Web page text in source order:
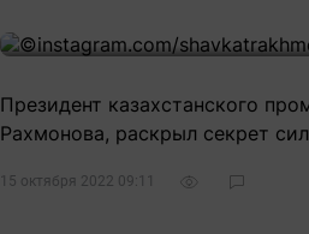
Президент казахстанского
Рахмонова, раскрыл секрет
15 октября 2022 09:11